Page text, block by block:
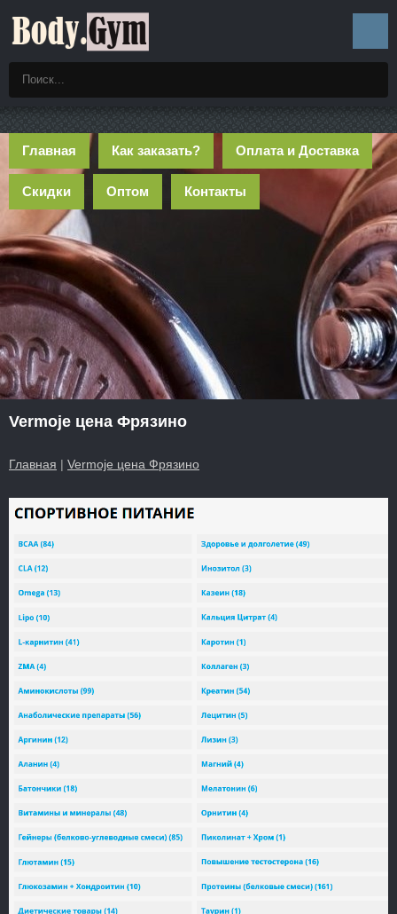
Главная Как заказать? Оплата и Доставка
Скидки Оптом Контакты
Vermoje цена Фрязино
Главная | Vermoje цена Фрязино